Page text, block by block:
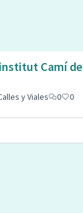
Camí de
y Viales 0 0